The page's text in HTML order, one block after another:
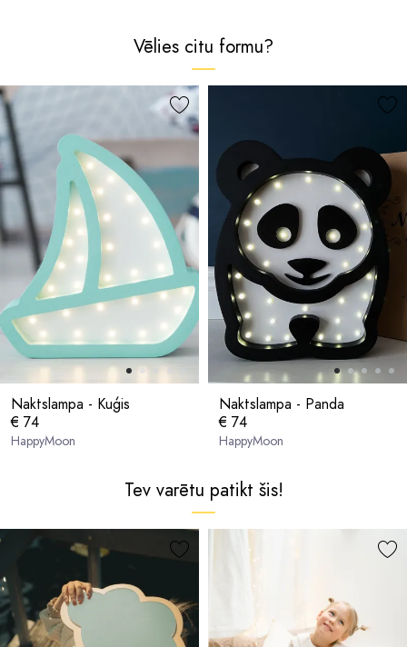
Vēlies citu formu?
Naktslampa - Kuģis
€ 74
HappyMoon
Naktslampa - Panda
€ 74
HappyMoon
Tev varētu patikt šis!